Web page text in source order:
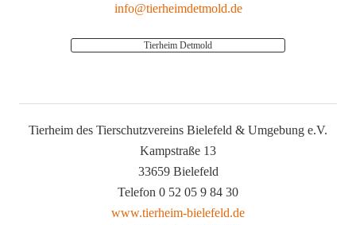
info@tierheimdetmold.de
Tierheim Detmold
Tierheim des Tierschutzvereins Bielefeld & Umgebung e.V.
Kampstraße 13
33659 Bielefeld
Telefon 0 52 05 9 84 30
www.tierheim-bielefeld.de